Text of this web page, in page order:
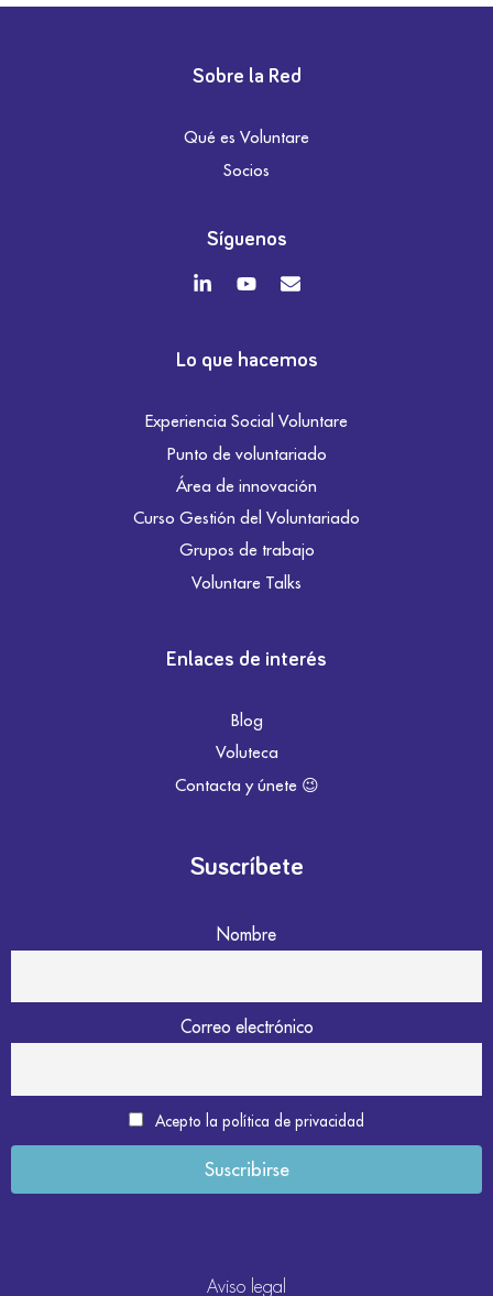
Sobre la Red
Qué es Voluntare
Socios
Síguenos
Lo que hacemos
Experiencia Social Voluntare
Punto de voluntariado
Área de innovación
Curso Gestión del Voluntariado
Grupos de trabajo
Voluntare Talks
Enlaces de interés
Blog
Voluteca
Contacta y únete 😉
Suscríbete
Nombre
Correo electrónico
Acepto la política de privacidad
Aviso legal